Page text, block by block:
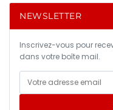
NEWSLETTER
Inscrivez-vous pour
dans votre boîte mail.